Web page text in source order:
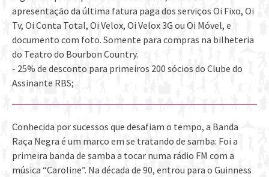
apresentação da última fatura paga dos serviços Oi Fixo, Oi
Tv, Oi Conta Total, Oi Velox, Oi Velox 3G ou Oi Móvel, e
documento com foto. Somente para compras na bilheteria
do Teatro do Bourbon Country.
- 25% de desconto para primeiros 200 sócios do Clube do
Assinante RBS;
Conhecida por sucessos que desafiam o tempo, a Banda
Raça Negra é um marco em se tratando de samba: Foi a
primeira banda de samba a tocar numa rádio FM com a
música “Caroline”. Na década de 90, entrou para o Guinness